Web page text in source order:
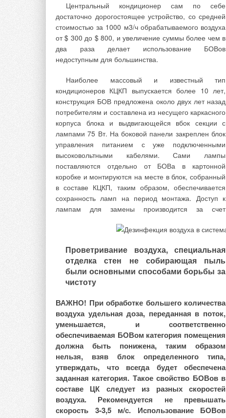
Центральный кондиционер сам по себе
достаточно дорогостоящее устройство, со средней
стоимостью за 1000 м3/ч обрабатываемого воздуха
от $ 300 до $ 800, и увеличение суммы более чем в
два раза делает использование БОВов
недоступным для большинства.
Наиболее массовый и известный тип
кондиционеров КЦКП выпускается более 10 лет,
конструкция БОВ предложена около двух лет назад
потребителям и составлена из несущего каркасного
корпуса блока и выдвигающейся вбок секции с
лампами 75 Вт. На боковой панели закреплен блок
управления питанием с уже подключенными
высоковольтными кабелями. Сами лампы
поставляются отдельно от БОВа в картонной
коробке и монтируются на месте в блок, собранный
в составе КЦКП, таким образом, обеспечивается
сохранность ламп на период монтажа. Доступ к
лампам для замены производится за счет
Проветривание воздуха, специальная
отделка стен не собирающая пыль
были основными способами борьбы за
чистоту
ВАЖНО! При обработке большего количества
воздуха удельная доза, переданная в поток,
уменьшается, и соответственно
обеспечиваемая БОВом категория помещения
должна быть понижена, таким образом
нельзя, взяв блок определенного типа,
утверждать, что всегда будет обеспечена
заданная категория. Такое свойство БОВов в
составе ЦК следует из разных скоростей
воздуха. Рекомендуется не превышать
скорость 3-3,5 м/с. Использование БОВов
радиаторов
Возможные ошибки сборщика при
самостоятельной перекомпоновке связаны с
выбором герметизирующей прокладки:
использовать старую или установить новую. В
герметизацию, так как произошла ее малая
необратимая деформация; во втором случае легко
ошибиться при подборе геометрических и
механических свойств прокладки. Следует
учитывать и усилие соединения секций. При
Монолитный биметаллический
радиатор при испытательном давлении
150 атм имеет рабочее давление до 100
атм
отопительных приборов приведено в виде
меняться в зависимости от производителя и модели
по указанным выше причинам. Из представленных
выделим три группы отоительных приборов: с
высоким, средним и невысоким рабочим
чугунных и панельных радиаторов, максимальное
— для монолитных биметаллических радиаторов.
Взаимосвязь рабочего давления и типа
отопительного прибора рассмотрим на примере
конструктивных и технологических особенностей